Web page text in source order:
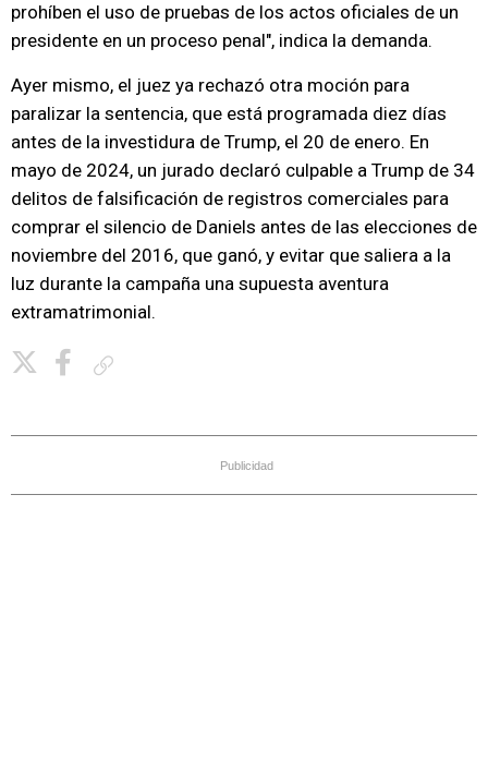
prohíben el uso de pruebas de los actos oficiales de un
presidente en un proceso penal", indica la demanda.
Ayer mismo, el juez ya rechazó otra moción para
paralizar la sentencia, que está programada diez días
antes de la investidura de Trump, el 20 de enero. En
mayo de 2024, un jurado declaró culpable a Trump de 34
delitos de falsificación de registros comerciales para
comprar el silencio de Daniels antes de las elecciones de
noviembre del 2016, que ganó, y evitar que saliera a la
luz durante la campaña una supuesta aventura
extramatrimonial.
Publicidad